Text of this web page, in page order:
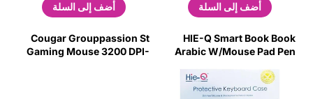
أضف إلى السلة أضف إلى السلة
HIE-Q Smart Book Book
Arabic W/Mouse Pad Pen
Cougar Grouppassion St
Gaming Mouse 3200 DPI-